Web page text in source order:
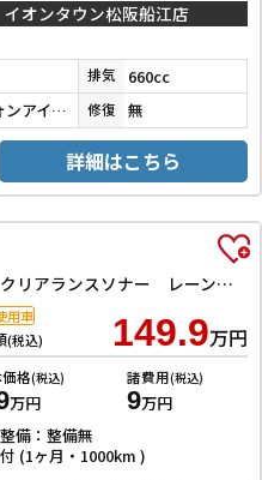
イオンタウン松阪船江店
排気 660cc
シフォンアイボリーメタリック 修復 無
詳細はこちら
ハイブリッドL 届出済未使用車 クリアランスソナー レーンアシスト 衝突被害軽減システム オートライト LEDヘッドランプ スマートキー アイドリングストップ 電動格納ミラー シートヒーター ベンチシート CVT
(税込) 149.9万円
格(税込)
万円
諸費用(税込)
9万円
備：整備無
(1ヶ月・1000km )
用車